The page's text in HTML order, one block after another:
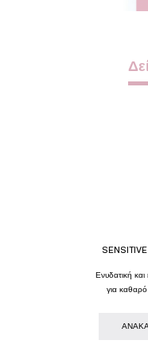
Ενυδατική
για